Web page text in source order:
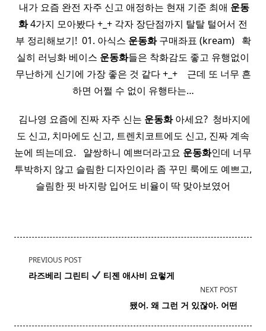
​ 내가 요즘 완전 자주 신고 애정하는 현재 기준 최애 운동
화4가지 모아봤다 +_+ 각자 장단점까지 탈탈 털어서 전
부 정리해보기! ​ 01. 아식스 운동화구매좌표 (kream) ​ ​ 확
실히 러닝화 베이스 운동화들은 착화감도 좋고 유행없이
무난하게 신기에 가장 좋은 것 같다 +_+ ​ ​ ​ 근데 또 너무 흔
하면 어쩔 수 없이 유행타는…
​ 김나영 요즘에 진짜 자주 신는 운동화아세요? ​ 청바지에
도 신고, 치마에도 신고, 트렌치코트에도 신고, 진짜 계속
눈에 띄는데요. ​ ​ 얄쌍하니 예쁘더라고요 운동화인데 너무
투박하지 않고 슬림한 디자인이라 좀 꾸민 룩에도 예쁘고,
슬림한 핏 바지랑 입어도 비율이 딱 맞아보였어
<span
class="nav-
PREVIOUS POST
라즈베리 그린티 티젠 애사비 요렇게
NEXT POST
됐어. 왜 그런 거 있잖아. 어떤